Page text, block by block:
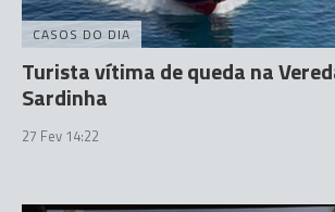
CASOS DO DIA
Turista vítima de queda na
Sardinha
27 Fev 14:22